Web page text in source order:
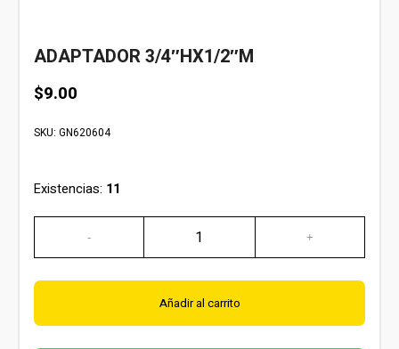
ADAPTADOR 3/4″HX1/2″M
$9.00
SKU: GN620604
Existencias: 11
Añadir al carrito